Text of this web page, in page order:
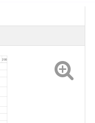
200